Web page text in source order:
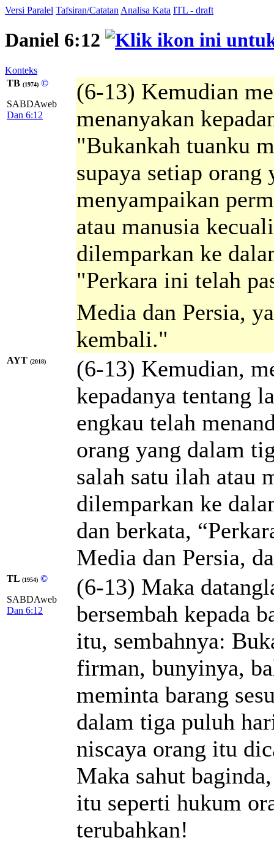
Versi Paralel Tafsiran/Catatan Analisa Kata ITL - draft
Daniel 6:12
Konteks
TB (1974) ©
SABDAweb
Dan 6:12
(6-13) Kemudian
menanyakan
"Bukankah tuanku
supaya setiap
menyampaikan
atau manusia
dilemparkan ke
"Perkara ini telah
Media dan Persia,
kembali."
AYT (2018)
(6-13) Kemudian,
kepadanya tentang
engkau telah
orang yang dalam
salah satu ilah atau
dilemparkan ke
dan berkata,
Media dan Persia,
TL (1954) ©
SABDAweb
Dan 6:12
(6-13) Maka
bersembah kepada
itu, sembahnya:
firman, bunyinya,
meminta barang
dalam tiga puluh
niscaya orang itu
Maka sahut
itu seperti hukum
terubahkan!